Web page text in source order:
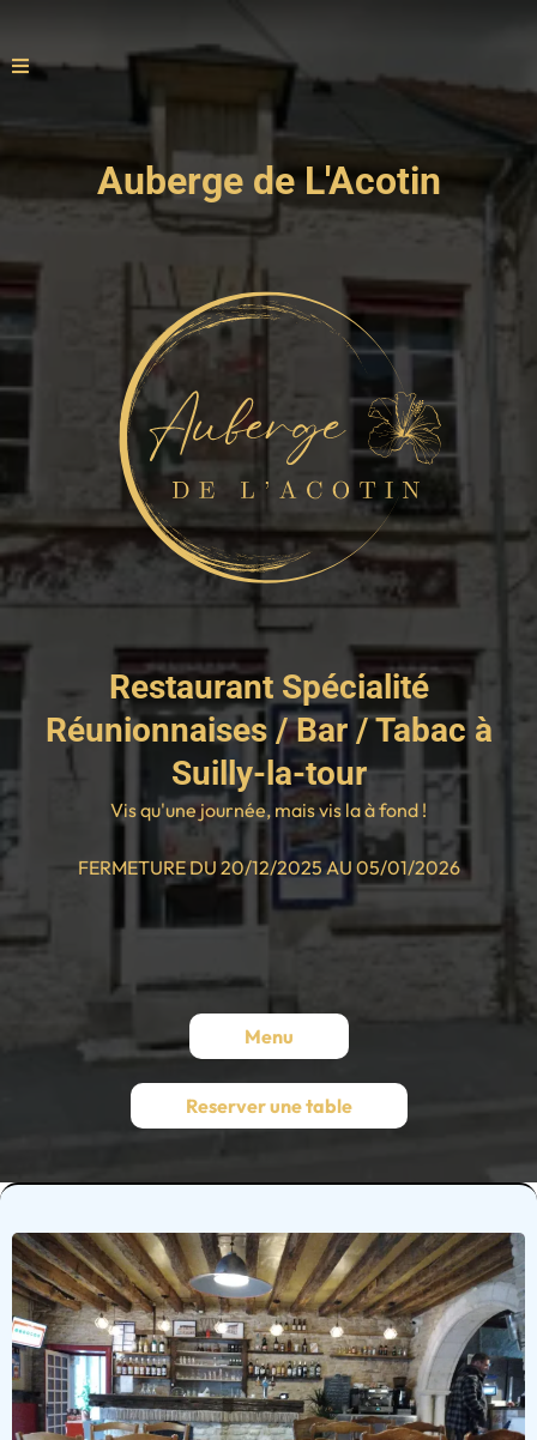
Auberge de L'Acotin
Restaurant Spécialité
Réunionnaises / Bar / Tabac à
Suilly-la-tour
Vis qu'une journée, mais vis la à fond !
FERMETURE DU 20/12/2025 AU 05/01/2026
Menu
Reserver une table